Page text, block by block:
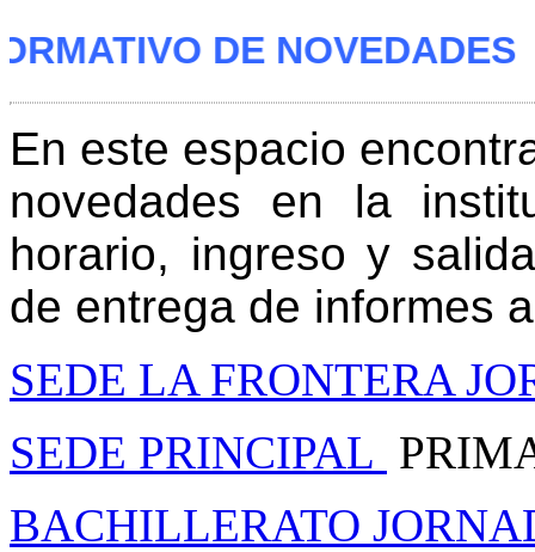
DE NOVEDADES
En este espacio
novedades en la
horario, ingreso y
de entrega de informes
SEDE LA FRONTERA
SEDE PRINCIPAL
BACHILLERATO